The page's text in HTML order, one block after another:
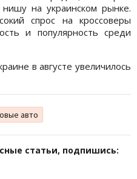
на украинском рынке.
спрос на кроссоверы
и популярность среди
в августе увеличилось
авто
статьи, подпишись: